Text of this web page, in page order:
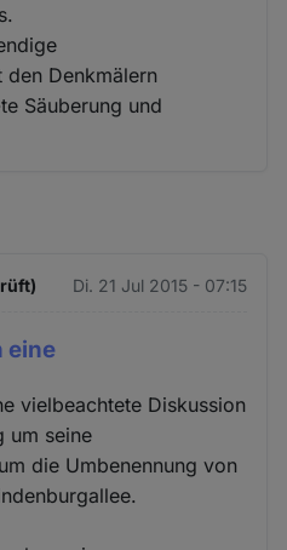
den Denkmälern
Säuberung und
Di. 21 Jul 2015 - 07:15
eine
vielbeachtete Diskussion
um seine
die Umbenennung von